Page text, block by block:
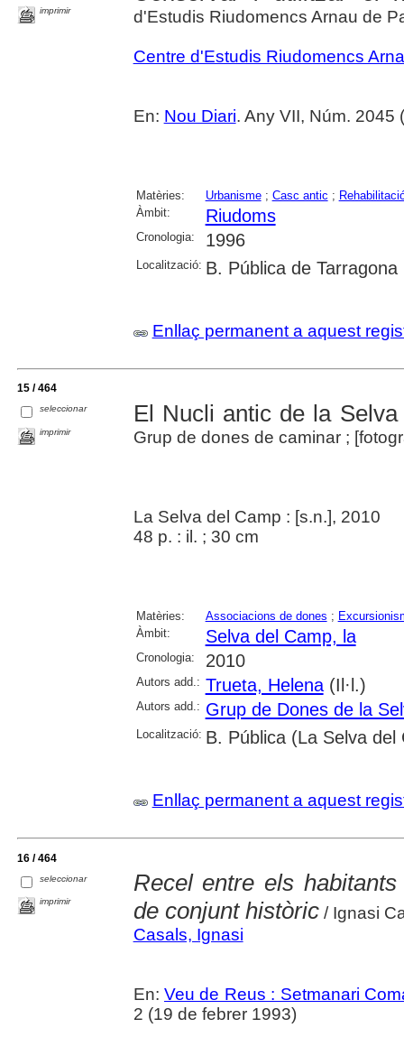
imprimir d'Estudis Riudomencs Arnau de
Centre d'Estudis Riudomencs
En: Nou Diari. Any VII, Núm. 2045
Matèries: Urbanisme; Casc antic ;
Àmbit:
Riudoms
Cronologia: 1996
Localització: B. Pública de Tarragona
Enllaç permanent a aquest
15 / 464
seleccionar
imprimir
El Nucli antic de la
Grup de dones de caminar ;
La Selva del Camp : [s.n.], 2010
48 p. : il. ; 30 cm
Matèries: Associacions de dones ;
Àmbit:
Selva del Camp, la
Cronologia: 2010
Autors add.: Trueta, Helena(Il·l.)
Autors add.: Grup de Dones de la
Localització: B. Pública (La Selva del
Enllaç permanent a aquest
16 / 464
seleccionar
imprimir
Recel entre els
de conjunt històric/ Ignasi
Casals, Ignasi
En: Veu de Reus : Setmanari
2 (19 de febrer 1993)